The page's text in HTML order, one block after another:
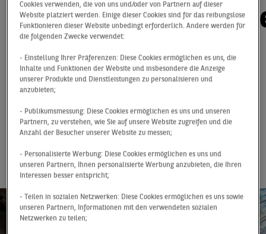
mietet Hallen- und
Büroflächen im
Multipark
Wiesbaden-
Nordenstadt
Cookies verwenden, die von uns und/oder von Partnern auf dieser
Website platziert werden. Einige dieser Cookies sind für das reibungslose
Funktionieren dieser Website unbedingt erforderlich. Andere werden für
die folgenden Zwecke verwendet:
- Einstellung Ihrer Präferenzen: Diese Cookies ermöglichen es uns, die
Inhalte und Funktionen der Website und insbesondere die Anzeige
unserer Produkte und Dienstleistungen zu personalisieren und
anzubieten;
- Publikumsmessung: Diese Cookies ermöglichen es uns und unseren
Partnern, zu verstehen, wie Sie auf unsere Website zugreifen und die
Anzahl der Besucher unserer Website zu messen;
- Personalisierte Werbung: Diese Cookies ermöglichen es uns und
unseren Partnern, Ihnen personalisierte Werbung anzubieten, die Ihren
Interessen besser entspricht;
- Teilen in sozialen Netzwerken: Diese Cookies ermöglichen es uns sowie
unseren Partnern, Informationen mit den verwendeten sozialen
Netzwerken zu teilen;